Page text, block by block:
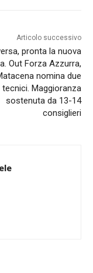
Articolo successivo
pronta la nuova
Out Forza Azzurra,
nomina due
tecnici. Maggioranza
sostenuta da 13-14
consiglieri